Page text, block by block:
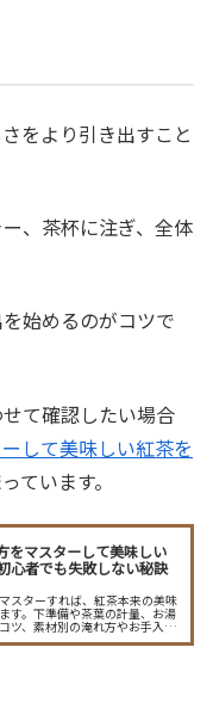
をより引き出すこと
、茶杯に注ぎ、全体
始めるのがコツで
て確認したい場合
して美味しい紅茶を
ています。
をマスターして美味しい
心者でも失敗しない秘訣
スターすれば、紅茶本来の美味
す。下準備や茶葉の計量、お湯
ツ、素材別の淹れ方やお手入れ
りやすく紹介。毎日の紅茶がさ